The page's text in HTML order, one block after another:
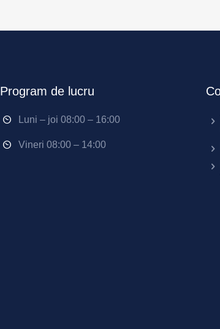
Program de lucru
Luni – joi 08:00 – 16:00
Vineri 08:00 – 14:00